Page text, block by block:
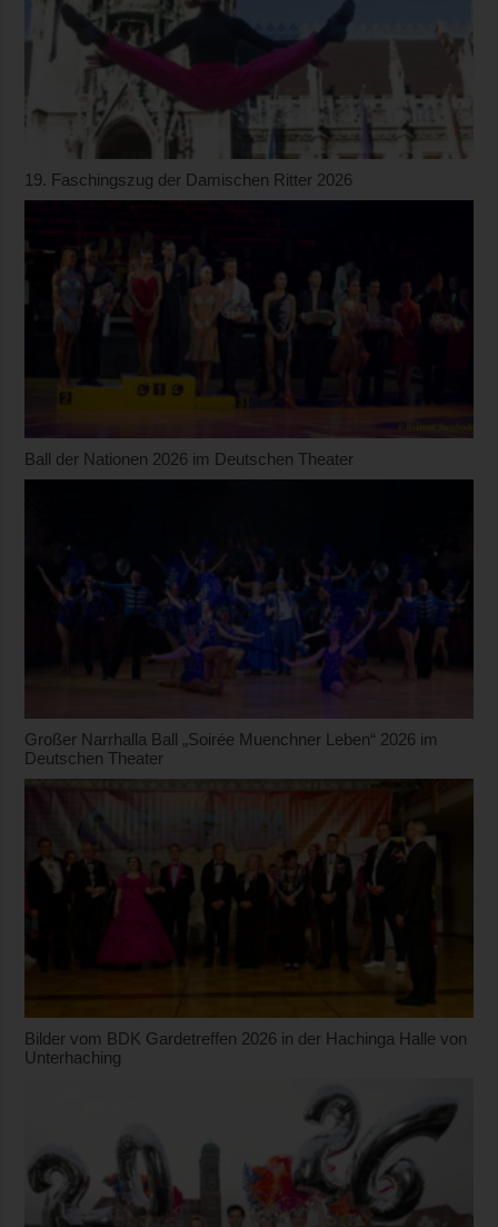
19. Faschingszug der Damischen Ritter 2026
Ball der Nationen 2026 im Deutschen Theater
Großer Narrhalla Ball „Soirée Muenchner Leben“ 2026 im
Deutschen Theater
Bilder vom BDK Gardetreffen 2026 in der Hachinga Halle von
Unterhaching